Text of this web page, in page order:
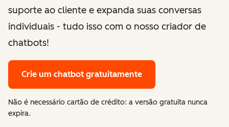
suporte ao cliente e expanda suas conversas
individuais - tudo isso com o nosso criador de
chatbots!
Crie um chatbot gratuitamente
Não é necessário cartão de crédito: a versão gratuita nunca
expira.